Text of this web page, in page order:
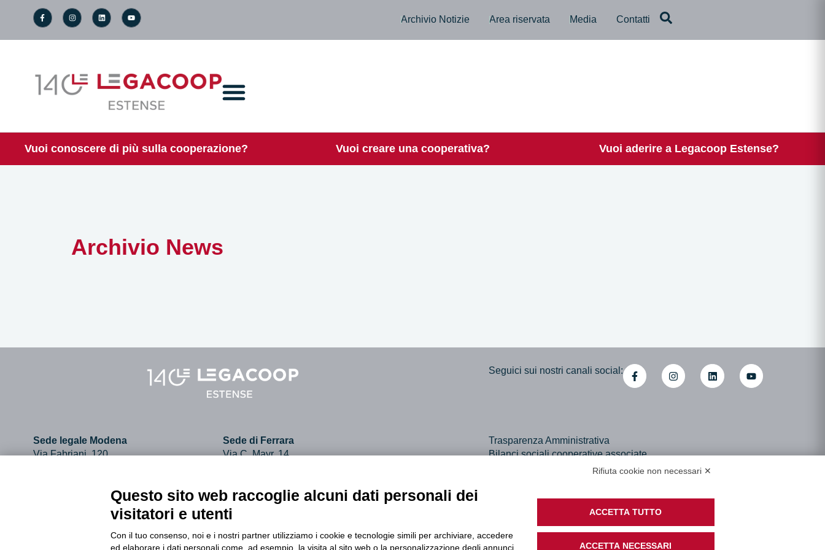
Archivio Notizie Area riservata Media Contatti
Vuoi conoscere di più sulla cooperazione? Vuoi creare una cooperativa? Vuoi aderire a Legacoop Estense?
Archivio News
Seguici sui nostri canali social:
Sede legale Modena
Via Fabriani, 120
Sede di Ferrara
Via C. Mayr, 14
Trasparenza Amministrativa
Bilanci sociali cooperative associate
Dichiarazione di AccessibilitàRifiuta cookie non necessari ✕
Questo sito web raccoglie alcuni dati personali dei
visitatori e utenti
Con il tuo consenso, noi e i nostri partner utilizziamo i cookie e tecnologie simili per archiviare, accedere
ed elaborare i dati personali come, ad esempio, la visita al sito web o la personalizzazione degli annunci.
ACCETTA TUTTO
ACCETTA NECESSARI